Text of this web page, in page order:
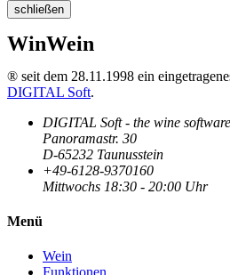
schließen
WinWein
® seit dem 28.11.1998 ein
DIGITAL Soft.
DIGITAL Soft - the wine
Panoramastr. 30
D-65232 Taunusstein
+49-6128-9370160
Mittwochs 18:30 - 20:00 Uhr
Menü
Wein
Funktionen